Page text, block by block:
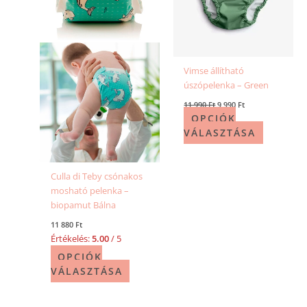
Culla di Teby csónakos
mosható pelenka –
biopamut Bálna
11 880 Ft
Értékelés:5.00/ 5
OPCIÓK
VÁLASZTÁSA
A
változatok
termékoldalon
választhatók
ki
Vimse állítható
úszópelenka – Green
11 990Ft 9 990 Ft
OPCIÓK
VÁLASZTÁSA
ki